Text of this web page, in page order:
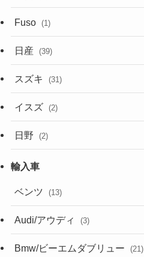
Fuso (1)
日産 (39)
スズキ (31)
イスズ (2)
日野 (2)
ベンツ (13)
Audi/アウディ (3)
Bmw/ビーエムダブリュー (21)